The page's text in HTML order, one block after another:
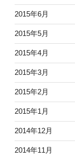
2015年6月
2015年5月
2015年4月
2015年3月
2015年2月
2015年1月
2014年12月
2014年11月